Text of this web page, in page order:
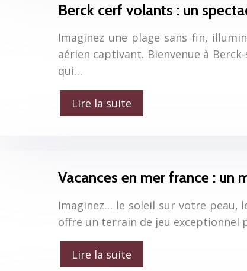
Berck cerf volants : un
Imaginez une plage sans fin,
aérien captivant. Bienvenue à
qui…
Lire la suite
Vacances en mer france : un
Imaginez… le soleil sur votre peau,
offre un terrain de jeu exceptionnel
Lire la suite